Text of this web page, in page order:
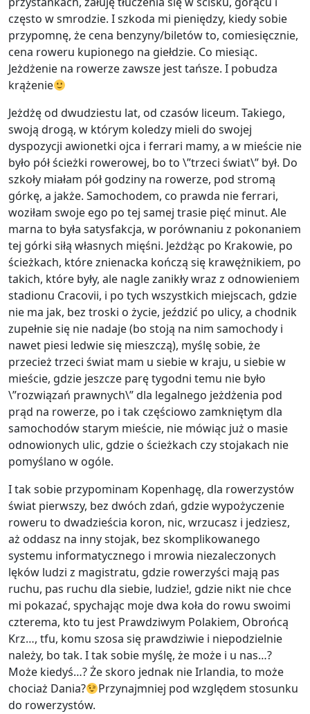
często w smrodzie. I szkoda mi pieniędzy, kiedy sobie
przypomnę, że cena benzyny/biletów to, comiesięcznie,
cena roweru kupionego na giełdzie. Co miesiąc.
Jeżdżenie na rowerze zawsze jest tańsze. I pobudza
krążenie
Jeżdżę od dwudziestu lat, od czasów liceum. Takiego,
swoją drogą, w którym koledzy mieli do swojej
dyspozycji awionetki ojca i ferrari mamy, a w mieście nie
było pół ścieżki rowerowej, bo to \”trzeci świat\” był. Do
szkoły miałam pół godziny na rowerze, pod stromą
górkę, a jakże. Samochodem, co prawda nie ferrari,
woziłam swoje ego po tej samej trasie pięć minut. Ale
marna to była satysfakcja, w porównaniu z pokonaniem
tej górki siłą własnych mięśni. Jeżdżąc po Krakowie, po
ścieżkach, które znienacka kończą się krawężnikiem, po
takich, które były, ale nagle zanikły wraz z odnowieniem
stadionu Cracovii, i po tych wszystkich miejscach, gdzie
nie ma jak, bez troski o życie, jeździć po ulicy, a chodnik
zupełnie się nie nadaje (bo stoją na nim samochody i
nawet piesi ledwie się mieszczą), myślę sobie, że
przecież trzeci świat mam u siebie w kraju, u siebie w
mieście, gdzie jeszcze parę tygodni temu nie było
\”rozwiązań prawnych\” dla legalnego jeżdżenia pod
prąd na rowerze, po i tak częściowo zamkniętym dla
samochodów starym mieście, nie mówiąc już o masie
odnowionych ulic, gdzie o ścieżkach czy stojakach nie
pomyślano w ogóle.
I tak sobie przypominam Kopenhagę, dla rowerzystów
świat pierwszy, bez dwóch zdań, gdzie wypożyczenie
roweru to dwadzieścia koron, nic, wrzucasz i jedziesz,
aż oddasz na inny stojak, bez skomplikowanego
systemu informatycznego i mrowia niezaleczonych
lęków ludzi z magistratu, gdzie rowerzyści mają pas
ruchu, pas ruchu dla siebie, ludzie!, gdzie nikt nie chce
mi pokazać, spychając moje dwa koła do rowu swoimi
czterema, kto tu jest Prawdziwym Polakiem, Obrońcą
Krz…, tfu, komu szosa się prawdziwie i niepodzielnie
należy, bo tak. I tak sobie myślę, że może i u nas…?
Może kiedyś…? Że skoro jednak nie Irlandia, to może
chociaż Dania?
Przynajmniej pod względem stosunku
do rowerzystów.